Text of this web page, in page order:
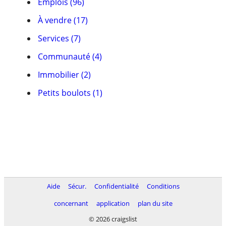
À vendre (17)
Services (7)
Communauté (4)
Immobilier (2)
Petits boulots (1)
Aide Sécur. Confidentialité
Conditions
concernant
application
plan du site
© 2026 craigslist